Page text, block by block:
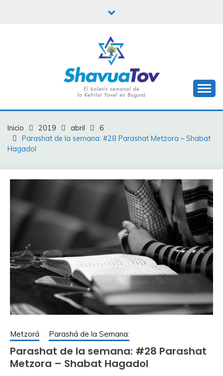
BOLETÍN SHAVUA
TOV
Inicio 2019 abril
6
Parashat de la semana: #28 Parashat Metzora – Shabat
Hagadol
Metzorá Parashá de la Semana:
Parashat de la semana: #28 Parashat
Metzora – Shabat Hagadol